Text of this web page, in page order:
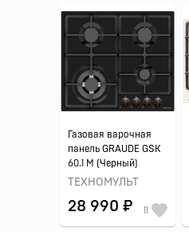
Газовая варочная
панель GRAUDE GSK
60.1 M (Черный)
ТЕХНОМУЛЬТ
28 990 ₽ 11